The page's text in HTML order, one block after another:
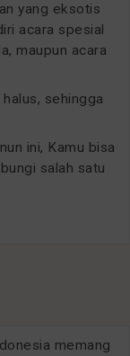
yang eksotis
acara spesial
maupun acara
sehingga
ini, Kamu bisa
salah satu
memang